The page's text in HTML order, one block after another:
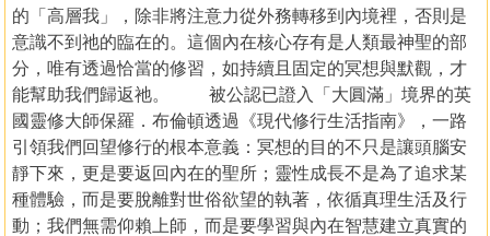
的「高層我」，除非將注意力從外務轉移到內境裡，否則是
意識不到祂的臨在的。這個內在核心存有是人類最神聖的部
分，唯有透過恰當的修習，如持續且固定的冥想與默觀，才
能幫助我們歸返祂。 被公認已證入「大圓滿」境界的英
國靈修大師保羅．布倫頓透過《現代修行生活指南》，一路
引領我們回望修行的根本意義：冥想的目的不只是讓頭腦安
靜下來，更是要返回內在的聖所；靈性成長不是為了追求某
種體驗，而是要脫離對世俗欲望的執著，依循真理生活及行
動；我們無需仰賴上師，而是要學習與內在智慧建立真實的